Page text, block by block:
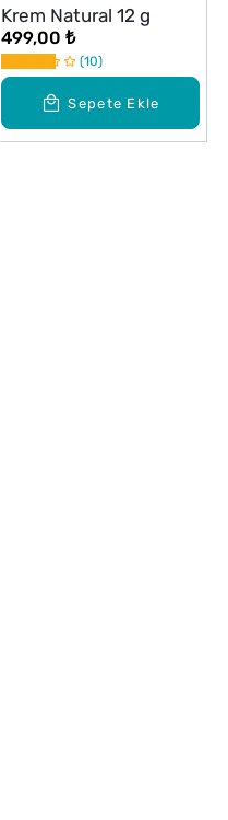
Sepete Ekle
Krem Natural 12 g
499,00 ₺
10